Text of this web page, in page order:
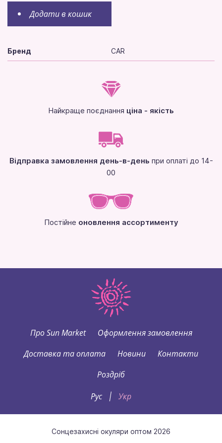
Додати в кошик
Бренд CAR
Найкраще поєднання ціна - якість
Відправка замовлення день-в-день при оплаті до 14-
00
Постійне оновлення ассортименту
Про Sun Market
Оформлення замовлення
Доставка та оплата
Новини
Контакти
Роздріб
Рус
| Укр
Сонцезахисні окуляри оптом 2026